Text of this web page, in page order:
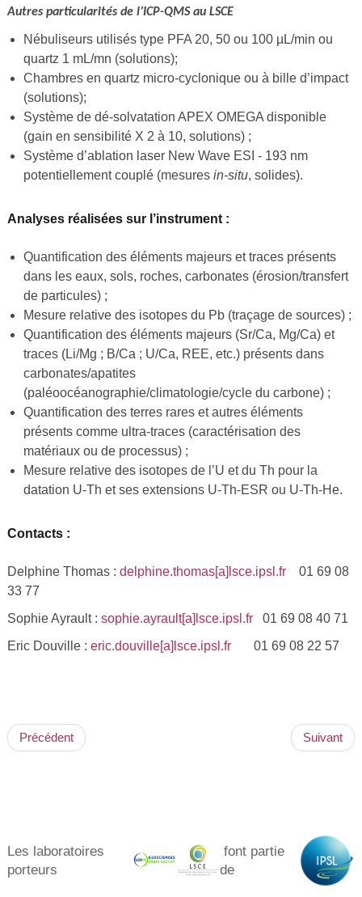
Autres particularités de l’ICP-QMS au LSCE
Nébuliseurs utilisés type PFA 20, 50 ou 100 µL/min ou
quartz 1 mL/mn (solutions);
Chambres en quartz micro-cyclonique ou à bille d’impact
(solutions);
Système de dé-solvatation APEX OMEGA disponible
(gain en sensibilité X 2 à 10, solutions) ;
Système d’ablation laser New Wave ESI - 193 nm
potentiellement couplé (mesures in-situ, solides).
Analyses réalisées sur l’instrument :
Quantification des éléments majeurs et traces présents
dans les eaux, sols, roches, carbonates (érosion/transfert
de particules) ;
Mesure relative des isotopes du Pb (traçage de sources) ;
Quantification des éléments majeurs (Sr/Ca, Mg/Ca) et
traces (Li/Mg ; B/Ca ; U/Ca, REE, etc.) présents dans
carbonates/apatites
(paléoocéanographie/climatologie/cycle du carbone) ;
Quantification des terres rares et autres éléments
présents comme ultra-traces (caractérisation des
matériaux ou de processus) ;
Mesure relative des isotopes de l’U et du Th pour la
datation U-Th et ses extensions U-Th-ESR ou U-Th-He.
Contacts :
Delphine Thomas : delphine.thomas[a]lsce.ipsl.fr01 69 08
33 77
Sophie Ayrault : sophie.ayrault[a]lsce.ipsl.fr01 69 08 40 71
Eric Douville : eric.douville[a]lsce.ipsl.fr01 69 08 22 57
Précédent Suivant
Les laboratoires
porteurs​
font partie
de